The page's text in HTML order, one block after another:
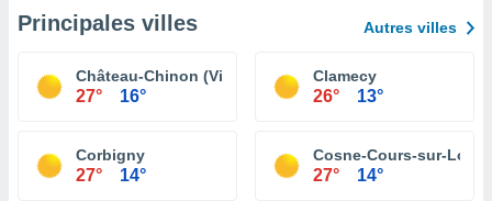
Principales villes Autres villes
Château-Chinon (Ville)
27° 16°
Clamecy
26° 13°
Corbigny
27° 14°
Cosne-Cours-sur-Loire
27° 14°